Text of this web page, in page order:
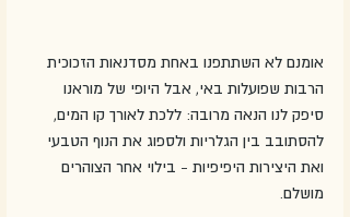
אומנם לא השתתפנו באחת מסדנאות הזכוכית
הרבות שפועלות באי, אבל היופי של מוראנו
סיפק לנו הנאה מרובה: ללכת לאורך קו המים,
להסתובב בין הגלריות ולספוג את הנוף הטבעי
ואת היצירות היפיפיות - בילוי אחר הצוהרים
מושלם.